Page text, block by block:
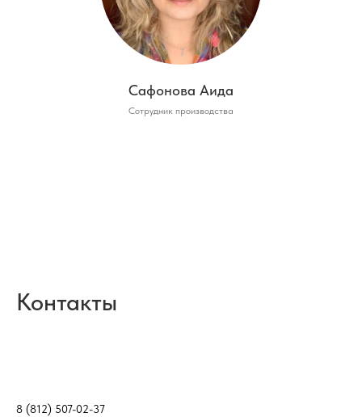
Сафонова Аида
Сотрудник производства
Контакты
8 (812) 507-02-37